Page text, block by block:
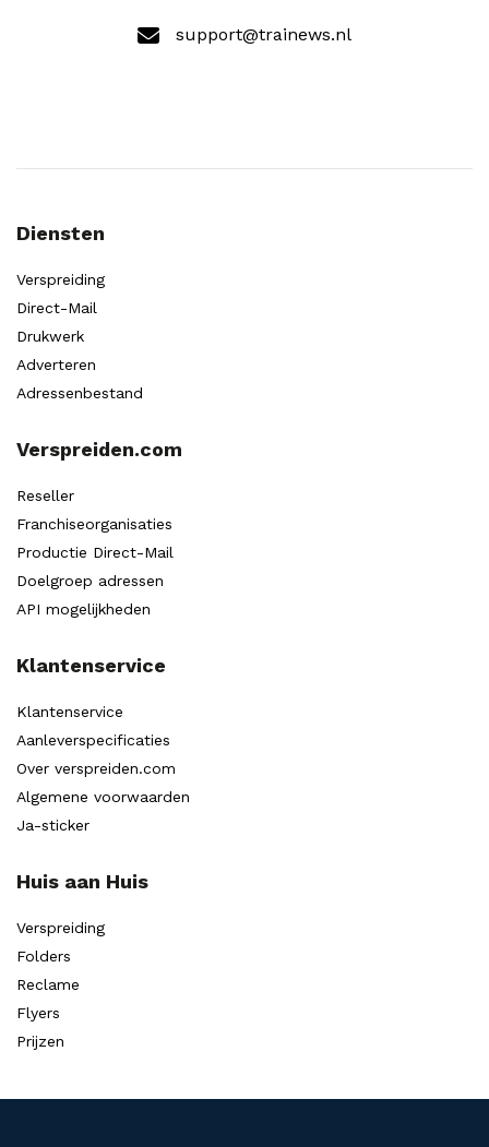
support@trainews.nl
Diensten
Verspreiding
Direct-Mail
Drukwerk
Adverteren
Adressenbestand
Verspreiden.com
Reseller
Franchiseorganisaties
Productie Direct-Mail
Doelgroep adressen
API mogelijkheden
Klantenservice
Klantenservice
Aanleverspecificaties
Over verspreiden.com
Algemene voorwaarden
Ja-sticker
Huis aan Huis
Verspreiding
Folders
Reclame
Flyers
Prijzen